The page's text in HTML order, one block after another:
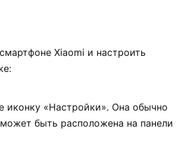
Xiaomi и настроить
иконку «Настройки». Она обычно
быть расположена на панели